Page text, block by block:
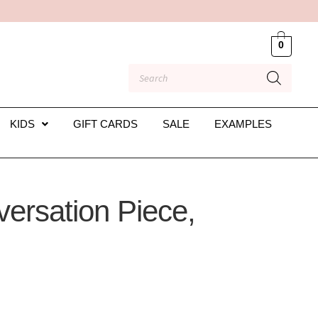
0
KIDS GIFT CARDS SALE
EXAMPLES
Piece,